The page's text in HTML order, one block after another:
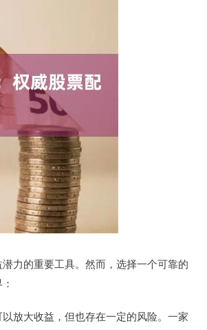
力的重要工具。然而，选择一个可靠的
放大收益，但也存在一定的风险。一家